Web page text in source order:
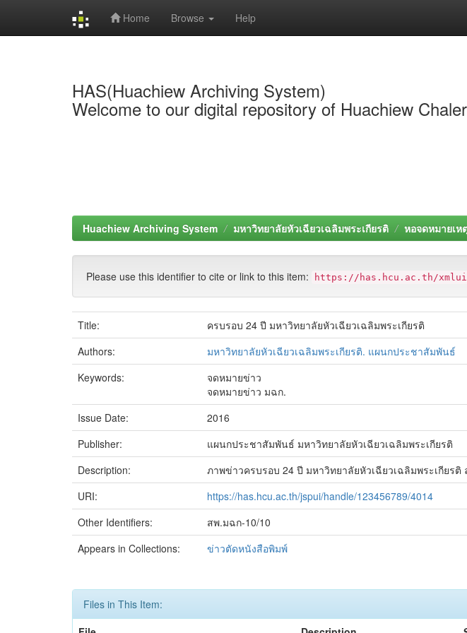
Home Browse Help
HAS(Huachiew Archiving System)
Welcome to our digital repository of Huachiew
Huachiew Archiving System มหาวิทยาลัยหัวเฉียวเฉลิมพระเกียรติ หอจดหมายเห
Please use this identifier to cite or link to this item: https://has.hcu.ac.th/xmlui/
Title:
ครบรอบ 24 ปี มหาวิทยาลัยหัวเฉียวเฉลิมพระเกียรติ
Authors:
มหาวิทยาลัยหัวเฉียวเฉลิมพระเกียรติ. แผนกประชาสัมพันธ์
Keywords:
จดหมายข่าว
จดหมายข่าว มฉก.
Issue Date:
2016
Publisher:
แผนกประชาสัมพันธ์ มหาวิทยาลัยหัวเฉียวเฉลิมพระเกียรติ
Description:
ภาพข่าวครบรอบ 24 ปี มหาวิทยาลัยหัวเฉียวเฉลิมพระเกีย
URI:
https://has.hcu.ac.th/jspui/handle/123456789/4014
Other Identifiers:
สพ.มฉก-10/10
Appears in Collections:
ข่าวตัดหนังสือพิมพ์
Files in This Item: